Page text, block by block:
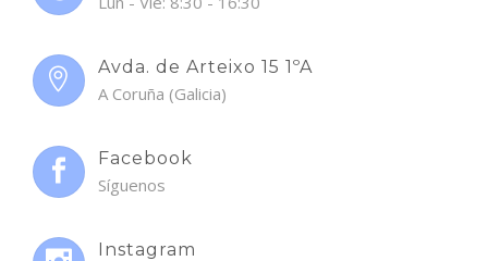
Avda. de Arteixo 15 1ºA
A Coruña (Galicia)
Facebook
Síguenos
Instagram